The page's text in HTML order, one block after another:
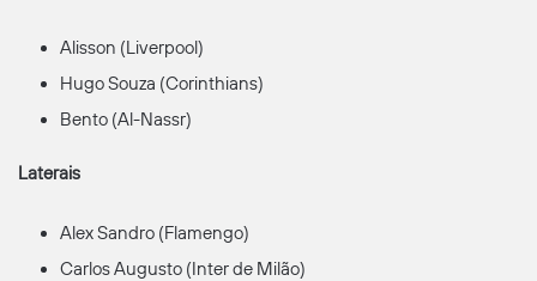
Alisson (Liverpool)
Hugo Souza (Corinthians)
Bento (Al-Nassr)
Laterais
Alex Sandro (Flamengo)
Carlos Augusto (Inter de Milão)